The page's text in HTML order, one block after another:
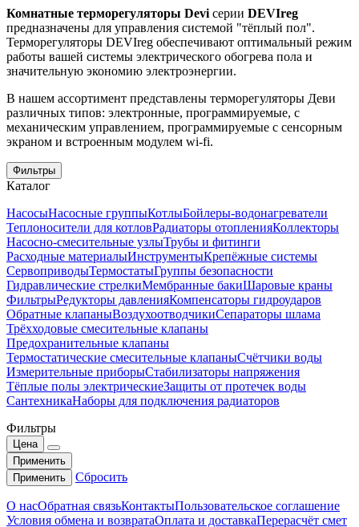
Комнатные терморегуляторы Devi серии DEVIreg
предназначены для управления системой "тёплый пол".
Терморегуляторы DEVIreg обеспечивают оптимальный режим
работы вашей системы электрического обогрева пола и
значительную экономию электроэнергии.
В нашем ассортимент представлены терморегуляторы Деви
различных типов: электронные, программируемые, с
механическим управлением, программируемые с сенсорным
экраном и встроенным модулем wi-fi.
Фильтры
Каталог
НасосыНасосные группыКотлыБойлеры-водонагреватели
Теплоносители для котловРадиаторы отопленияКоллекторы
Насосно-смесительные узлыТрубы и фитинги
Расходные материалыИнструментыКрепёжные системы
СервоприводыТермостатыГруппы безопасности
Гидравлические стрелкиМембранные бакиШаровые краны
ФильтрыРедукторы давленияКомпенсаторы гидроударов
Обратные клапаныВоздухоотводчикиСепараторы шлама
Трёхходовые смесительные клапаны
Предохранительные клапаны
Термостатические смесительные клапаныСчётчики воды
Измерительные приборыСтабилизаторы напряжения
Тёплые полы электрическиеЗащиты от протечек воды
СантехникаНаборы для подключения радиаторов
Фильтры
Цена
Применить
Применить
Сбросить
О насОбратная связьКонтактыПользовательское соглашение
Условия обмена и возвратаОплата и доставкаПерерасчёт смет